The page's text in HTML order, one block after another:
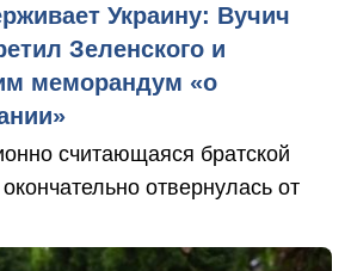
Украину: Вучич
Зеленского и
меморандум «о
считающаяся братской
отвернулась от